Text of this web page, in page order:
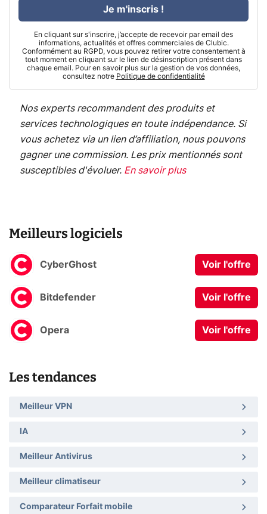
En cliquant sur s'inscrire, j’accepte de recevoir par email des
informations, actualités et offres commerciales de Clubic.
Conformément au RGPD, vous pouvez retirer votre consentement à
tout moment en cliquant sur le lien de désinscription présent dans
chaque email. Pour en savoir plus sur la gestion de vos données,
consultez notre Politique de confidentialité
Je m'inscris !
Nos experts recommandent des produits et
services technologiques en toute indépendance. Si
vous achetez via un lien d’affiliation, nous pouvons
gagner une commission. Les prix mentionnés sont
susceptibles d'évoluer. En savoir plus
Meilleurs logiciels
CyberGhost Voir l'offre
Bitdefender Voir l'offre
Opera Voir l'offre
Les tendances
Meilleur VPN
IA
Meilleur Antivirus
Meilleur climatiseur
Comparateur Forfait mobile